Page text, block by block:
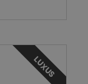
LUXUS